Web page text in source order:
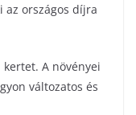
az országos díjra
A növényei
változatos és